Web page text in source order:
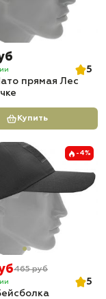
5
прямая Лес
Купить
-4%
465 руб
5